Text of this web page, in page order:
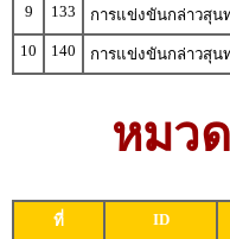
9
133 การแข่งขันกล่าวสุน
10
140 การแข่งขันกล่าวสุน
หมว
ที่ ID